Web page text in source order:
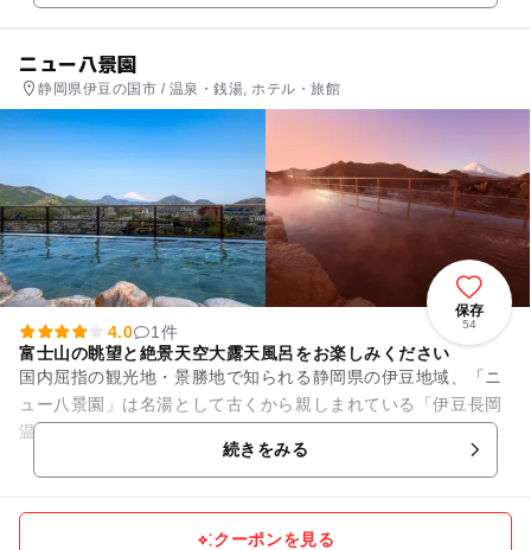
ニュー八景園
静岡県伊豆の国市 / 温泉・銭湯, ホテル・旅館
保存
54
4.0
1件
富士山の眺望と絶景天空大露天風呂をお楽しみください
国内屈指の観光地・景勝地で知られる静岡県の伊豆地域、「ニ
ュー八景園」は名湯として古くから親しまれている「伊豆長岡
温泉郷」の高台に佇む温泉旅館です。屋上にある大露天風呂
「天空風呂」は宿の自慢であり...
続きをみる
クーポンを見る